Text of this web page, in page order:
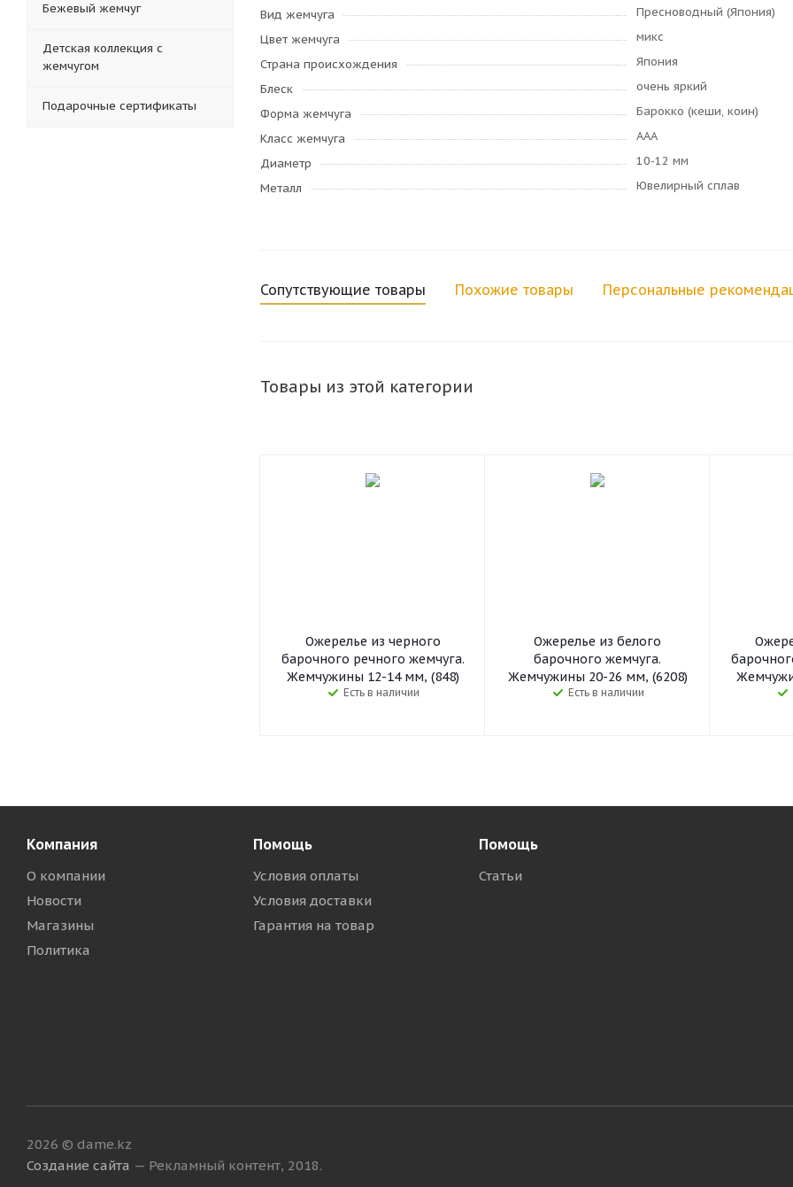
Вид жемчуга
Пресноводный (Япония)
Цвет жемчуга
микс
Страна происхождения
Япония
Блеск
очень яркий
Форма жемчуга
Барокко (кеши, коин)
Класс жемчуга
AAA
Диаметр
10-12 мм
Металл
Ювелирный сплав
Сопутствующие товары Похожие товары Персональные
Товары из этой категории
Ожерелье из черного
барочного речного жемчуга.
Жемчужины 12-14 мм, (848)
Есть в наличии
Ожерелье из белого
барочного жемчуга.
Жемчужины 20-26 мм, (6208)
Есть в наличии
Бежевый жемчуг
Детская коллекция с
жемчугом
Подарочные сертификаты
Компания
О компании
Новости
Магазины
Политика
Помощь
Условия оплаты
Условия доставки
Гарантия на товар
Помощь
Статьи
2026 © dame.kz
Создание сайта — Рекламный контент, 2018.